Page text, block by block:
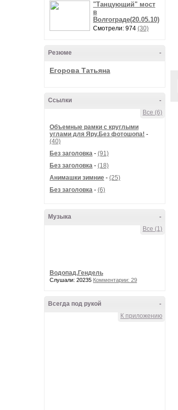
"Танцующий" мост
в
Волгограде(20.05.10)
Смотрели: 974 (30)
-
Резюме
Егорова Татьяна
-
Ссылки
Все (6)
Объемные рамки с круглыми
углами для Яру.Без фотошопа! -
(40)
Без заголовка - (91)
Без заголовка - (18)
Анимашки зимние - (25)
Без заголовка - (6)
-
Музыка
Все (1)
Водопад.Гендель
Слушали: 20235 Комментарии: 29
-
Всегда под рукой
К приложению